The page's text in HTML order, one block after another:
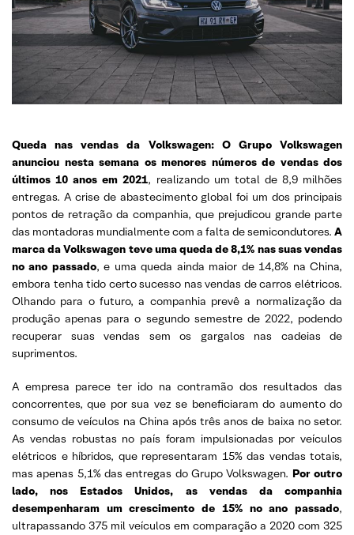
Queda nas vendas da Volkswagen: O Grupo Volkswagen
anunciou nesta semana os menores números de vendas dos
últimos 10 anos em 2021, realizando um total de 8,9 milhões
entregas. A crise de abastecimento global foi um dos principais
pontos de retração da companhia, que prejudicou grande parte
das montadoras mundialmente com a falta de semicondutores. A
marca da Volkswagen teve uma queda de 8,1% nas suas vendas
no ano passado, e uma queda ainda maior de 14,8% na China,
embora tenha tido certo sucesso nas vendas de carros elétricos.
Olhando para o futuro, a companhia prevê a normalização da
produção apenas para o segundo semestre de 2022, podendo
recuperar suas vendas sem os gargalos nas cadeias de
suprimentos.
A empresa parece ter ido na contramão dos resultados das
concorrentes, que por sua vez se beneficiaram do aumento do
consumo de veículos na China após três anos de baixa no setor.
As vendas robustas no país foram impulsionadas por veículos
elétricos e híbridos, que representaram 15% das vendas totais,
mas apenas 5,1% das entregas do Grupo Volkswagen. Por outro
lado, nos Estados Unidos, as vendas da companhia
desempenharam um crescimento de 15% no ano passado,
ultrapassando 375 mil veículos em comparação a 2020 com 325